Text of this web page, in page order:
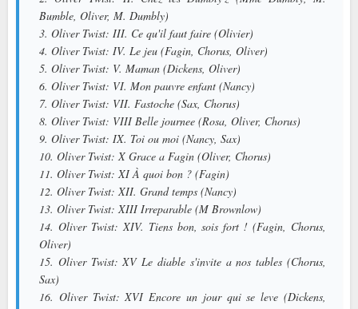
Bumble, Oliver, M. Dumbly)
3. Oliver Twist: III. Ce qu'il faut faire (Olivier)
4. Oliver Twist: IV. Le jeu (Fagin, Chorus, Oliver)
5. Oliver Twist: V. Maman (Dickens, Oliver)
6. Oliver Twist: VI. Mon pauvre enfant (Nancy)
7. Oliver Twist: VII. Fastoche (Sax, Chorus)
8. Oliver Twist: VIII Belle journee (Rosa, Oliver, Chorus)
9. Oliver Twist: IX. Toi ou moi (Nancy, Sax)
10. Oliver Twist: X Grace a Fagin (Oliver, Chorus)
11. Oliver Twist: XI À quoi bon ? (Fagin)
12. Oliver Twist: XII. Grand temps (Nancy)
13. Oliver Twist: XIII Irreparable (M Brownlow)
14. Oliver Twist: XIV. Tiens bon, sois fort ! (Fagin, Chorus,
Oliver)
15. Oliver Twist: XV Le diable s'invite a nos tables (Chorus,
Sax)
16. Oliver Twist: XVI Encore un jour qui se leve (Dickens,